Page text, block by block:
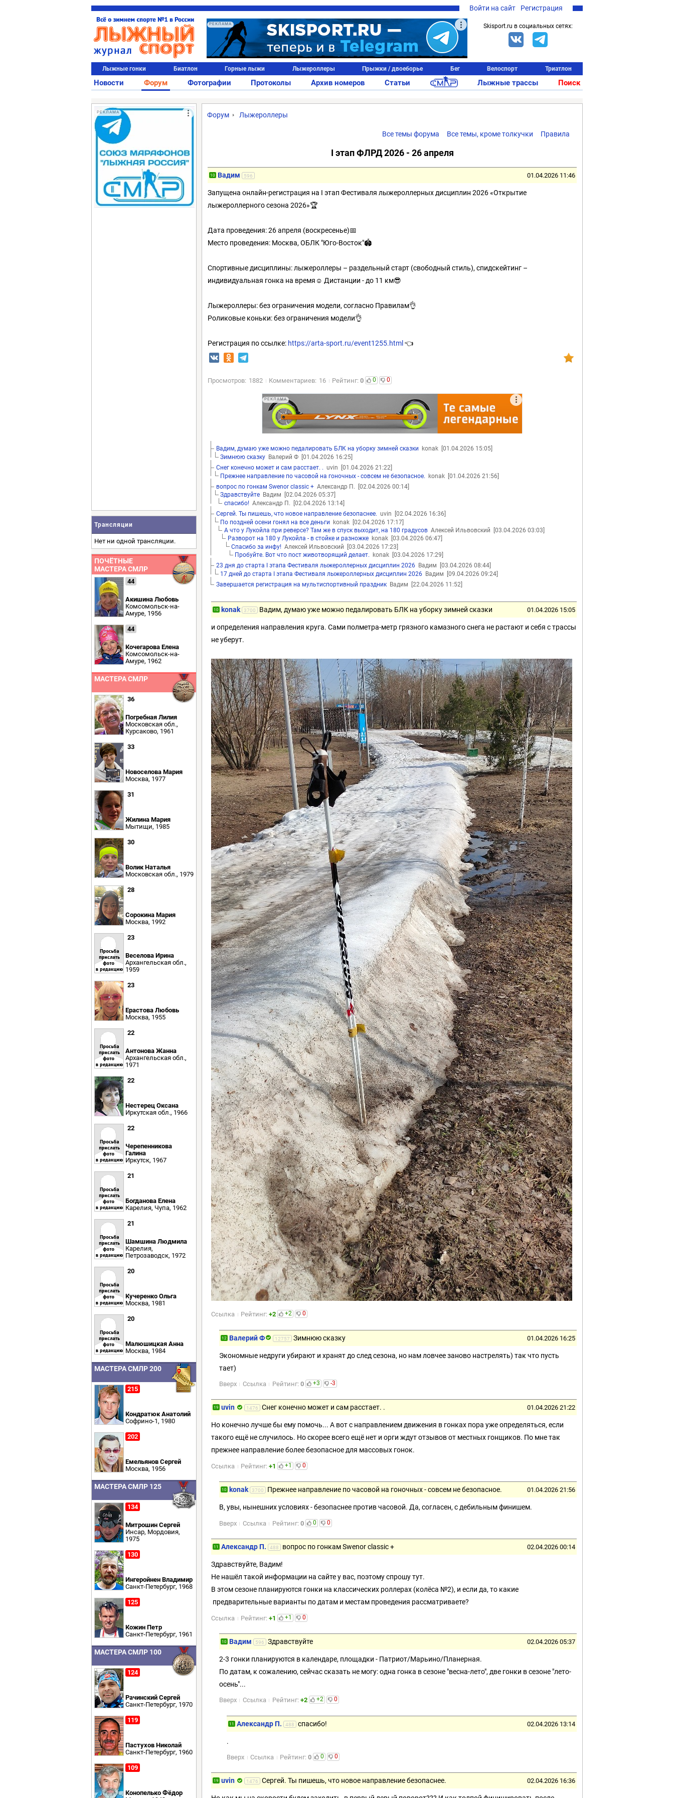
Войти на сайт Регистрация
РЕКЛАМА Skisport.ru в социальных сетях:
Лыжные гонки Биатлон Горные лыжи Лыжероллеры Прыжки / двоеборье Бег Велоспорт Триатлон
Новости Форум Фотографии Протоколы Архив номеров Статьи Лыжные трассы Поиск
РЕКЛАМА
Трансляции
Нет ни одной трансляции.
ПОЧЁТНЫЕ
МАСТЕРА СМЛР
44
Акишина Любовь
Комсомольск-на-
Амуре, 1956
44
Кочегарова Елена
Комсомольск-на-
Амуре, 1962
МАСТЕРА СМЛР
36
Погребная Лилия
Московская обл.,
Курсаково, 1961
33
Новоселова Мария
Москва, 1977
31
Жилина Мария
Мытищи, 1985
30
Волик Наталья
Московская обл., 1979
28
Сорокина Мария
Москва, 1992
23
Веселова Ирина
Архангельская обл.,
1959
23
Ерастова Любовь
Москва, 1955
22
Антонова Жанна
Архангельская обл.,
1971
22
Нестерец Оксана
Иркутская обл., 1966
22
Черепенникова
Галина
Иркутск, 1967
21
Богданова Елена
Карелия, Чупа, 1962
21
Шамшина Людмила
Карелия,
Петрозаводск, 1972
20
Кучеренко Ольга
Москва, 1981
20
Малюшицкая Анна
Москва, 1984
МАСТЕРА СМЛР 200
215
Кондратюк Анатолий
Софрино-1, 1980
202
Емельянов Сергей
Москва, 1956
МАСТЕРА СМЛР 125
134
Митрошин Сергей
Инсар, Мордовия,
1975
130
Ингеройнен Владимир
Санкт-Петербург, 1968
125
Кожин Петр
Санкт-Петербург, 1961
МАСТЕРА СМЛР 100
124
Рачинский Сергей
Санкт-Петербург, 1970
119
Пастухов Николай
Санкт-Петербург, 1960
109
Конопелько Фёдор
Форум Лыжероллеры
Правила
Все темы, кроме толкучки
Все темы форума
I этап ФЛРД 2026 - 26 апреля
10 Вадим 596 01.04.2026 11:46
Запущена онлайн-регистрация на I этап Фестиваля лыжероллерных дисциплин 2026 «Открытие
лыжероллерного сезона 2026»🏆
Дата проведения: 26 апреля (воскресенье)📅
Место проведения: Москва, ОБЛК "Юго-Восток"🏟
Спортивные дисциплины: лыжероллеры – раздельный старт (свободный стиль), спидскейтинг –
индивидуальная гонка на время☺️ Дистанции - до 11 км😎
Лыжероллеры: без ограничения модели, согласно Правилам👌
Роликовые коньки: без ограничения модели👌
Регистрация по ссылке: https://arta-sport.ru/event1255.html 👈
Просмотров: 1882 Комментариев: 16 Рейтинг:0 0 0
РЕКЛАМА
Вадим, думаю уже можно педалировать БЛК на уборку зимней сказки konak
[01.04.2026 15:05]
Зимнюю сказку Валерий Ф [01.04.2026 16:25]
Снег конечно может и сам расстает. . uvin
[01.04.2026 21:22]
Прежнее направление по часовой на гоночных - совсем не безопасное. konak [01.04.2026 21:56]
вопрос по гонкам Swenor classic +Александр П.
[02.04.2026 00:14]
Здравствуйте Вадим
[02.04.2026 05:37]
спасибо! Александр П.
[02.04.2026 13:14]
Сергей. Ты пишешь, что новое направление безопаснее. uvin
[02.04.2026 16:36]
По поздней осени гонял на все деньги konak [02.04.2026 17:17]
А что у Лукойла при реверсе? Там же в спуск выходит, на 180 градусовАлексей Ильвовский
[03.04.2026 03:03]
Разворот на 180 у Лукойла - в стойке и разножкеkonak
[03.04.2026 06:47]
Спасибо за инфу! Алексей Ильвовский
[03.04.2026 17:23]
Пробуйте. Вот что пост животворящий делает.
konak
[03.04.2026 17:29]
23 дня до старта I этапа Фестиваля лыжероллерных дисциплин 2026Вадим
[03.04.2026 08:44]
17 дней до старта I этапа Фестиваля лыжероллерных дисциплин 2026 Вадим
[09.04.2026 09:24]
Завершается регистрация на мультиспортивный праздникВадим [22.04.2026 11:52]
10 konak 3700 Вадим, думаю уже можно педалировать БЛК на уборку зимней сказки 01.04.2026 15:05
и определения направления круга. Сами полметра-метр грязного камазного снега не растают и себя с трассы
не уберут.
Ссылка Рейтинг:+2 +2 0
12 Валерий Ф 12757 Зимнюю сказку 01.04.2026 16:25
Экономные недруги убирают и хранят до след сезона, но нам ловчее заново настрелять) так что пусть
тает)
Вверх Ссылка Рейтинг: 0 +3 -3
19 uvin 1476 Снег конечно может и сам расстает. . 01.04.2026 21:22
Но конечно лучше бы ему помочь... А вот с направлением движения в гонках пора уже определяться, если
такого ещё не случилось. Но скорее всего ещё нет и орги ждут отзывов от местных гонщиков. По мне так
прежнее направление более безопасное для массовых гонок.
Ссылка Рейтинг:+1 +1 0
10 konak 3700 Прежнее направление по часовой на гоночных - совсем не безопасное. 01.04.2026 21:56
В, увы, нынешних условиях - безопаснее против часовой. Да, согласен, с дебильным финишем.
Вверх Ссылка Рейтинг: 0 0 0
11 Александр П. 488 вопрос по гонкам Swenor classic + 02.04.2026 00:14
Здравствуйте, Вадим!
Не нашёл такой информации на сайте у вас, поэтому спрошу тут.
В этом сезоне планируются гонки на классических роллерах (колёса №2), и если да, то какие
предварительные варианты по датам и местам проведения рассматриваете?
Ссылка Рейтинг:+1 +1 0
10 Вадим 596 Здравствуйте 02.04.2026 05:37
2-3 гонки планируются в календаре, площадки - Патриот/Марьино/Планерная.
По датам, к сожалению, сейчас сказать не могу: одна гонка в сезоне "весна-лето", две гонки в сезоне "лето-
осень"...
Вверх Ссылка Рейтинг: +2 +2 0
11 Александр П. 488 спасибо! 02.04.2026 13:14
.
Вверх Ссылка Рейтинг:0 0 0
19 uvin 1476 Сергей. Ты пишешь, что новое направление безопаснее. 02.04.2026 16:36